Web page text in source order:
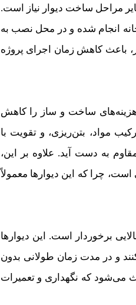
مراحل ساخت دیوار نیاز است.
انجام شده و در محل نصب به
باعث کاهش زمان اجرای پروژه
هزینه‌های ساخت و ساز را کاهش
مواد، بتن‌ریزی، و تقویت با
به دست آید. علاوه بر این،
چرا که این دیوارها معمولاً
برخوردار است. این دیوارها
و در مدت زمان طولانی بدون
می‌شود که نگهداری و تعمیرات